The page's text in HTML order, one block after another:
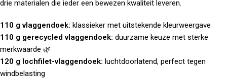
drie materialen die ieder een bewezen kwaliteit leveren.
110 g vlaggendoek: klassieker met uitstekende kleurweergave
110 g gerecycled vlaggendoek: duurzame keuze met sterke
merkwaarde 🌿
120 g lochfilet-vlaggendoek: luchtdoorlatend, perfect tegen
windbelasting